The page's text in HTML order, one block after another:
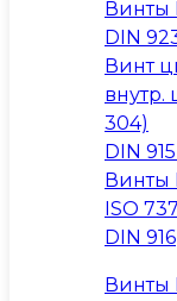
Винты
DIN
Винт
внутр.
304)
DIN
Винты
ISO
DIN 916
Винты